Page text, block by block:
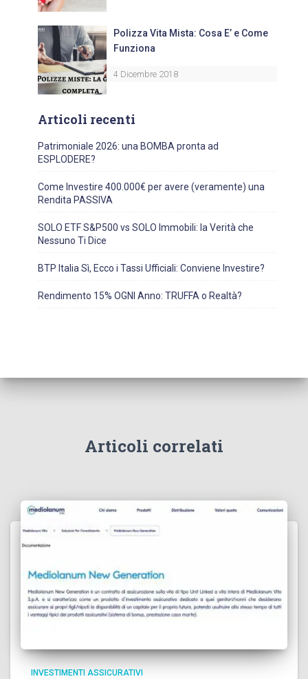
Polizza Vita Mista: Cosa E’ e Come
Funziona
4 Dicembre 2018
Articoli recenti
Patrimoniale 2026: una BOMBA pronta ad
ESPLODERE?
Come Investire 400.000€ per avere (veramente) una
Rendita PASSIVA
SOLO ETF S&P500 vs SOLO Immobili: la Verità che
Nessuno Ti Dice
BTP Italia Sì, Ecco i Tassi Ufficiali: Conviene Investire?
Rendimento 15% OGNI Anno: TRUFFA o Realtà?
Articoli correlati
INVESTIMENTI ASSICURATIVI